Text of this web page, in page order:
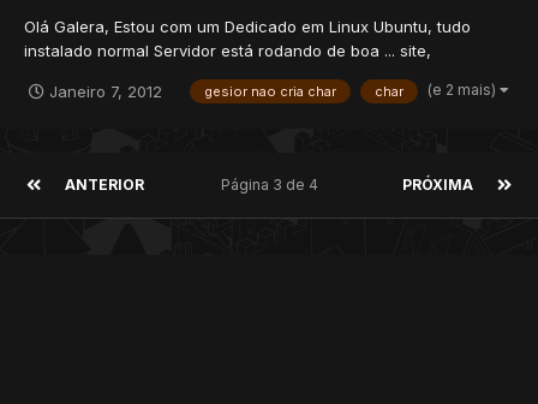
Olá Galera, Estou com um Dedicado em Linux Ubuntu, tudo
instalado normal Servidor está rodando de boa ... site,
na conta, mas toda vez e em toda conta que eu crio, da erro na
Janeiro 7, 2012 gesior nao cria char char (e 2 mais)
ANTERIOR PRÓXIMA
Página 3 de 4